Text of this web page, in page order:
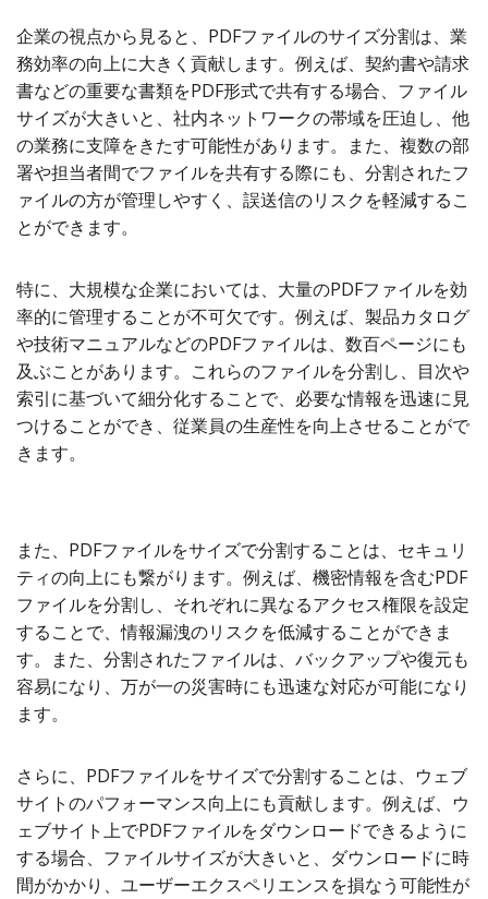
企業の視点から見ると、PDFファイルのサイズ分割は、業
務効率の向上に大きく貢献します。例えば、契約書や請求
書などの重要な書類をPDF形式で共有する場合、ファイル
サイズが大きいと、社内ネットワークの帯域を圧迫し、他
の業務に支障をきたす可能性があります。また、複数の部
署や担当者間でファイルを共有する際にも、分割されたフ
ァイルの方が管理しやすく、誤送信のリスクを軽減するこ
とができます。
特に、大規模な企業においては、大量のPDFファイルを効
率的に管理することが不可欠です。例えば、製品カタログ
や技術マニュアルなどのPDFファイルは、数百ページにも
及ぶことがあります。これらのファイルを分割し、目次や
索引に基づいて細分化することで、必要な情報を迅速に見
つけることができ、従業員の生産性を向上させることがで
きます。
また、PDFファイルをサイズで分割することは、セキュリ
ティの向上にも繋がります。例えば、機密情報を含むPDF
ファイルを分割し、それぞれに異なるアクセス権限を設定
することで、情報漏洩のリスクを低減することができま
す。また、分割されたファイルは、バックアップや復元も
容易になり、万が一の災害時にも迅速な対応が可能になり
ます。
さらに、PDFファイルをサイズで分割することは、ウェブ
サイトのパフォーマンス向上にも貢献します。例えば、ウ
ェブサイト上でPDFファイルをダウンロードできるように
する場合、ファイルサイズが大きいと、ダウンロードに時
間がかかり、ユーザーエクスペリエンスを損なう可能性が